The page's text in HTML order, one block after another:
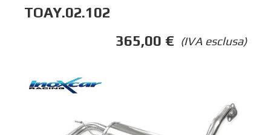
TOAY.02.102
(IVA esclusa)
365,00 €